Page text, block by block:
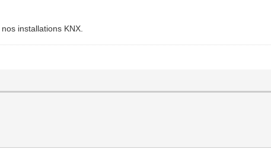
installations KNX.